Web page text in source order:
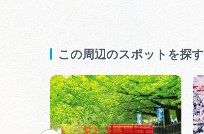
この周辺のスポットを探す